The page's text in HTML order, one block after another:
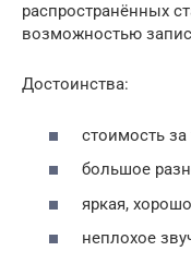
распространённых
возможностью
Достоинства:
стоимость
большое
яркая,
неплохое